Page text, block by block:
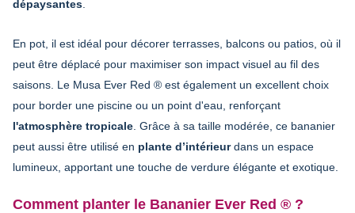
dépaysantes
En pot, il est idéal pour décorer terrasses, balcons ou patios, où il
peut être déplacé pour maximiser son impact visuel au fil des
saisons. Le Musa Ever Red ® est également un excellent choix
pour border une piscine ou un point d'eau, renforçant
l'atmosphère tropicale . Grâce à sa taille modérée, ce bananier
peut aussi être utilisé en plante d’intérieurdans un espace
lumineux, apportant une touche de verdure élégante et exotique.
Comment planter le Bananier Ever Red ® ?